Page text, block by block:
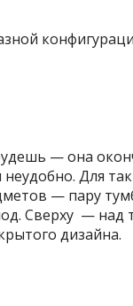
— она
Для
— пару
Сверху — над
дизайна.